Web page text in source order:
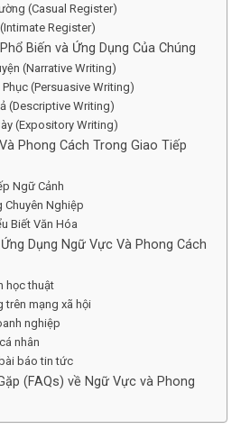
(Casual Register)
Register)
Biến và Ứng Dụng Của Chúng
(Narrative Writing)
(Persuasive Writing)
(Descriptive Writing)
(Expository Writing)
Phong Cách Trong Giao Tiếp
Ngữ Cảnh
Chuyên Nghiệp
Biết Văn Hóa
Dụng Ngữ Vực Và Phong Cách
học thuật
trên mạng xã hội
nghiệp
nhân
báo tin tức
(FAQs) về Ngữ Vực và Phong